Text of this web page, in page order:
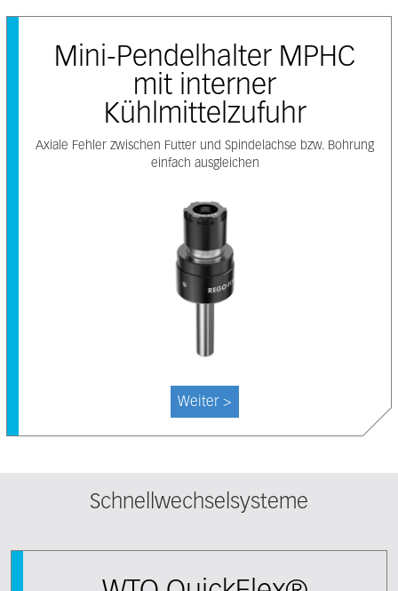
Mini-Pendelhalter MPHC
mit interner
Kühlmittelzufuhr
Axiale Fehler zwischen Futter und Spindelachse bzw. Bohrung
einfach ausgleichen
Weiter >
Schnellwechselsysteme